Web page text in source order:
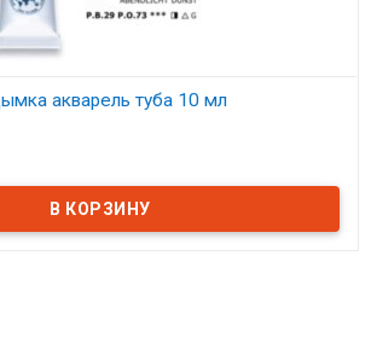
акварель туба 10 мл